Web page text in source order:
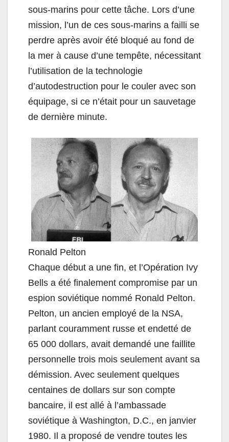
sous-marins pour cette tâche. Lors d’une
mission, l’un de ces sous-marins a failli se
perdre après avoir été bloqué au fond de
la mer à cause d’une tempête, nécessitant
l’utilisation de la technologie
d’autodestruction pour le couler avec son
équipage, si ce n’était pour un sauvetage
de dernière minute.
Ronald Pelton
Chaque début a une fin, et l’Opération Ivy
Bells a été finalement compromise par un
espion soviétique nommé Ronald Pelton.
Pelton, un ancien employé de la NSA,
parlant couramment russe et endetté de
65 000 dollars, avait demandé une faillite
personnelle trois mois seulement avant sa
démission. Avec seulement quelques
centaines de dollars sur son compte
bancaire, il est allé à l’ambassade
soviétique à Washington, D.C., en janvier
1980. Il a proposé de vendre toutes les